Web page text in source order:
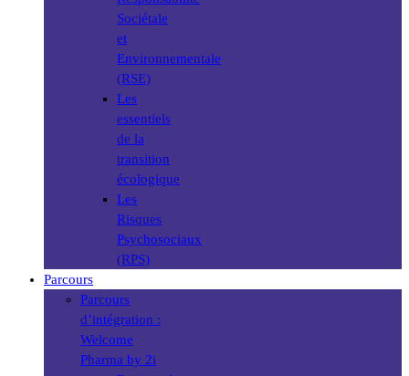
Sociétale
et
Environnementale
(RSE)
Les
essentiels
de la
transition
écologique
Les
Risques
Psychosociaux
(RPS)
Parcours
Parcours
d’intégration :
Welcome
Pharma by 2i